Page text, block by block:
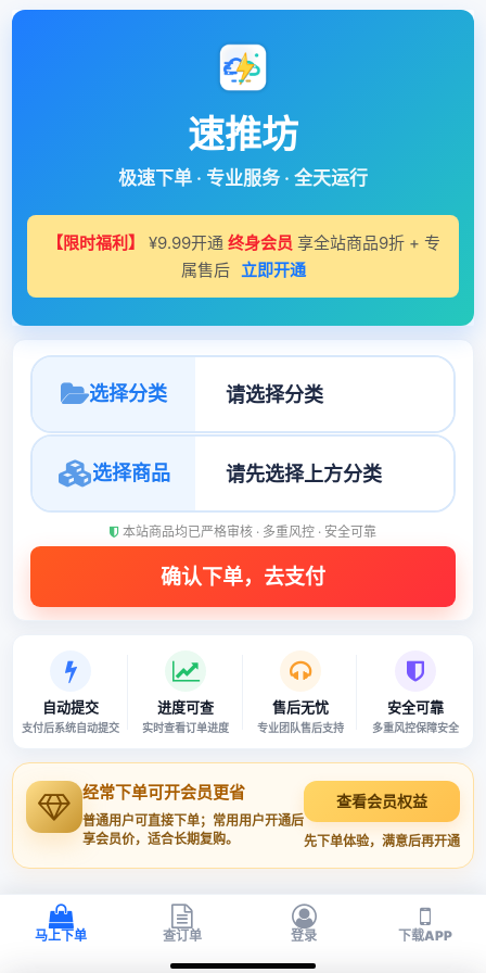
速推坊
极速下单 · 专业服务 · 全天运行
【限时福利】 ¥9.99开通 终身会员 享全站商品9折 + 专
属售后 立即开通
选择分类
选择商品
本站商品均已严格审核 · 多重风控 · 安全可靠
自动提交
支付后系统自动提交
进度可查
实时查看订单进度
售后无忧
专业团队售后支持
安全可靠
多重风控保障安全
经常下单可开会员更省
普通用户可直接下单；常用用户开通后
享会员价，适合长期复购。
查看会员权益
先下单体验，满意后再开通
马上下单 查订单 登录 下载APP